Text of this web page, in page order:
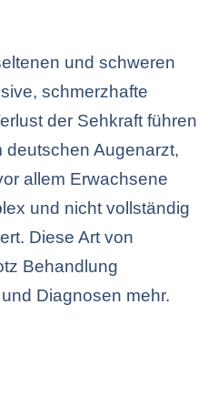
und schweren
schmerzhafte
der Sehkraft führen
deutschen Augenarzt,
allem Erwachsene
und nicht vollständig
Diese Art von
Behandlung
Diagnosen mehr.